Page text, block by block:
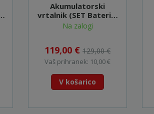
Akumulatorski
vrtalnik (SET Baterija
2x2Ah, Polnilec,
Kovček) - TDLI20602E
Na zalogi
119,00 € 129,00 €
Vaš prihranek: 10,00 €
V košarico